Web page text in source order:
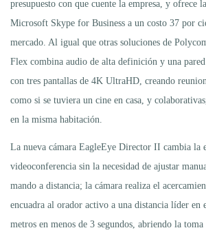
presupuesto con que cuente la empresa, y ofrece
Microsoft Skype for Business a un costo 37 por
mercado. Al igual que otras soluciones de
Flex combina audio de alta definición y una
con tres pantallas de 4K UltraHD, creando
como si se tuviera un cine en casa, y
en la misma habitación.
La nueva cámara EagleEye Director II cambia la
videoconferencia sin la necesidad de ajustar
mando a distancia; la cámara realiza el
encuadra al orador activo a una distancia líder en
metros en menos de 3 segundos, abriendo la